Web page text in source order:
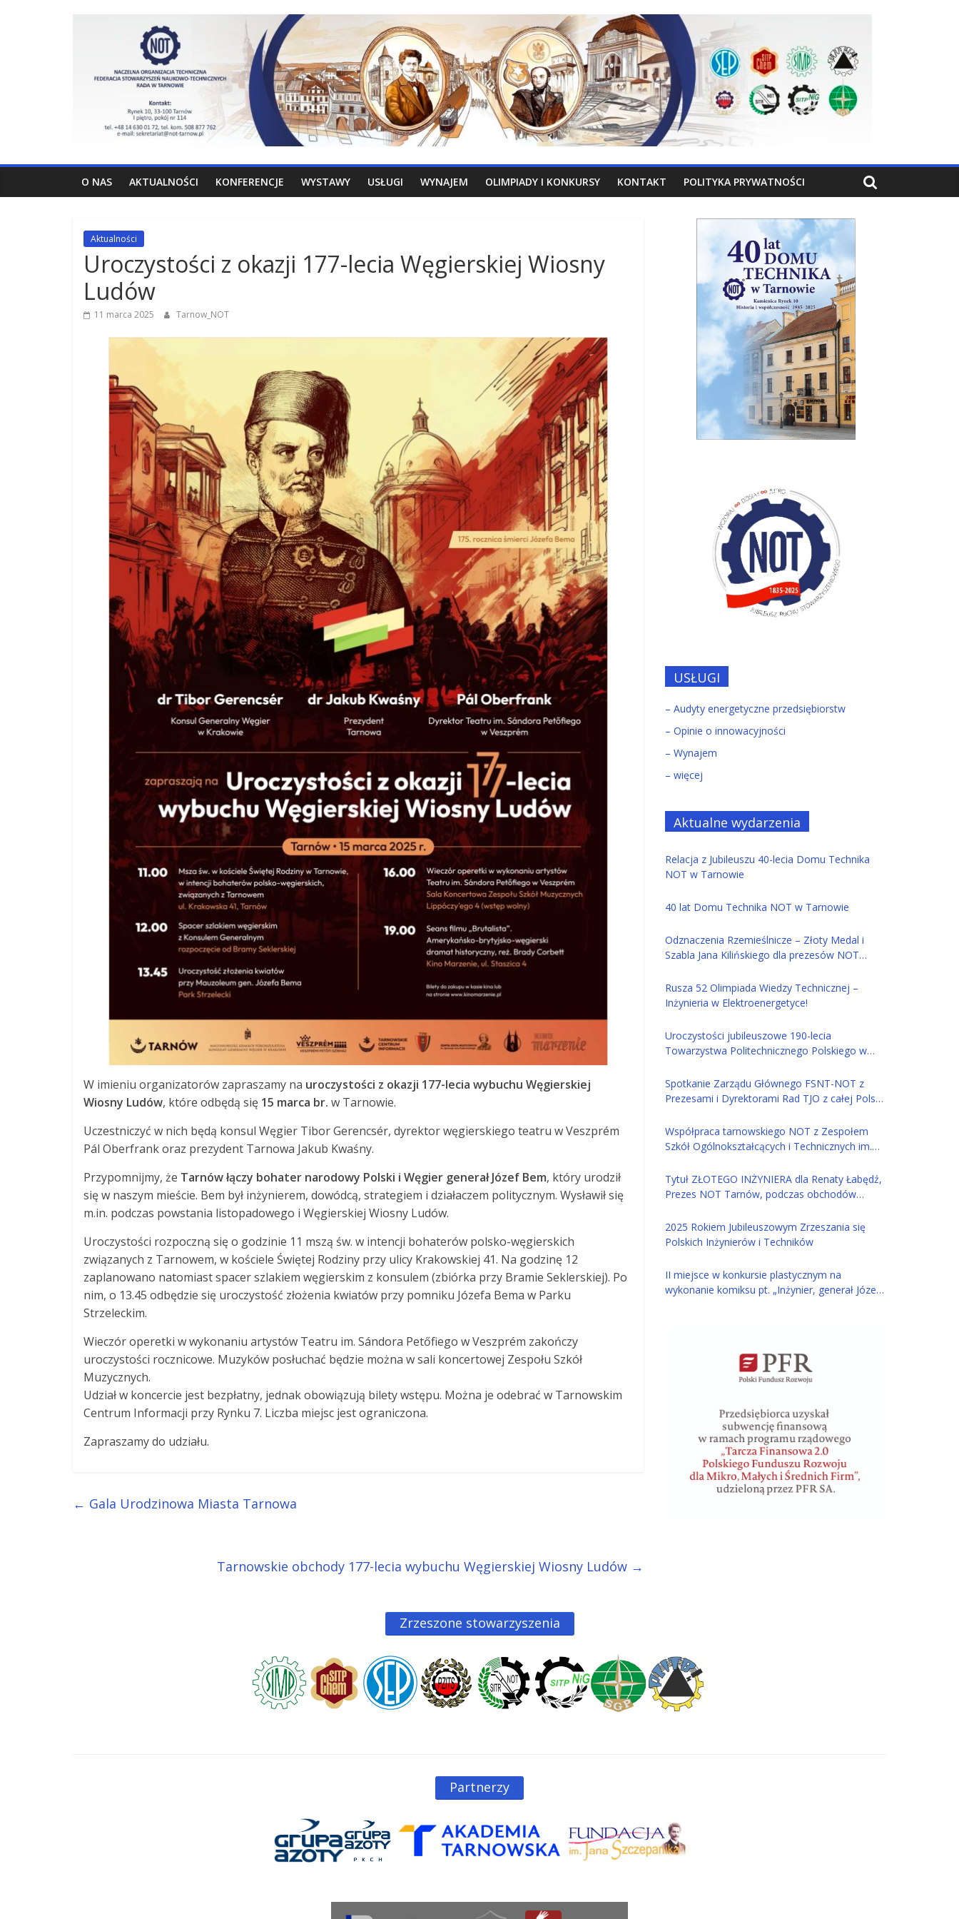
NOT
Tarnów
Stowarzyrzeń
Naukowo-
Rada
O NAS AKTUALNOŚCI KONFERENCJE WYSTAWY USŁUGI WYNAJEM OLIMPIADY I KONKURSY KONTAKT POLITYKA PRYWATNOŚCI
Aktualności
Uroczystości z okazji 177-lecia Węgierskiej Wiosny
Ludów
11 marca 2025 Tarnow_NOT
W imieniu organizatorów zapraszamy na uroczystości z okazji 177-lecia wybuchu Węgierskiej
Wiosny Ludów, które odbędą się 15 marca br. w Tarnowie.
Uczestniczyć w nich będą konsul Węgier Tibor Gerencsér, dyrektor węgierskiego teatru w Veszprém
Pál Oberfrank oraz prezydent Tarnowa Jakub Kwaśny.
Przypomnijmy, że Tarnów łączy bohater narodowy Polski i Węgier generał Józef Bem, który urodził
się w naszym mieście. Bem był inżynierem, dowódcą, strategiem i działaczem politycznym. Wysławił się
m.in. podczas powstania listopadowego i Węgierskiej Wiosny Ludów.
Uroczystości rozpoczną się o godzinie 11 mszą św. w intencji bohaterów polsko-węgierskich
związanych z Tarnowem, w kościele Świętej Rodziny przy ulicy Krakowskiej 41. Na godzinę 12
zaplanowano natomiast spacer szlakiem węgierskim z konsulem (zbiórka przy Bramie Seklerskiej). Po
nim, o 13.45 odbędzie się uroczystość złożenia kwiatów przy pomniku Józefa Bema w Parku
Strzeleckim.
Wieczór operetki w wykonaniu artystów Teatru im. Sándora Petőfiego w Veszprém zakończy
uroczystości rocznicowe. Muzyków posłuchać będzie można w sali koncertowej Zespołu Szkół
Muzycznych.
Udział w koncercie jest bezpłatny, jednak obowiązują bilety wstępu. Można je odebrać w Tarnowskim
Centrum Informacji przy Rynku 7. Liczba miejsc jest ograniczona.
Zapraszamy do udziału.
← Gala Urodzinowa Miasta Tarnowa
Tarnowskie obchody 177-lecia wybuchu Węgierskiej Wiosny Ludów →
USŁUGI
– Audyty energetyczne przedsiębiorstw
– Opinie o innowacyjności
– Wynajem
– więcej
Aktualne wydarzenia
Relacja z Jubileuszu 40-lecia Domu Technika
NOT w Tarnowie
40 lat Domu Technika NOT w Tarnowie
Odznaczenia Rzemieślnicze – Złoty Medal i
Szabla Jana Kilińskiego dla prezesów NOT
Rusza 52 Olimpiada Wiedzy Technicznej –
Inżynieria w Elektroenergetyce!
Uroczystości jubileuszowe 190-lecia
Towarzystwa Politechnicznego Polskiego w
Spotkanie Zarządu Głównego FSNT-NOT z
Prezesami i Dyrektorami Rad TJO z całej Polski
Współpraca tarnowskiego NOT z Zespołem
Szkół Ogólnokształcących i Technicznych im.
Tytuł ZŁOTEGO INŻYNIERA dla Renaty Łabędź,
Prezes NOT Tarnów, podczas obchodów
2025 Rokiem Jubileuszowym Zrzeszania się
Polskich Inżynierów i Techników
II miejsce w konkursie plastycznym na
wykonanie komiksu pt. „Inżynier, generał Józef
Zrzeszone stowarzyszenia
Partnerzy